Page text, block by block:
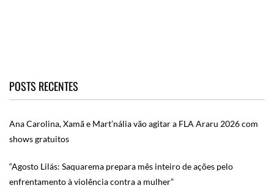
POSTS RECENTES
Ana Carolina, Xamã e Mart’nália vão agitar a FLA Araru 2026 com
shows gratuitos
“Agosto Lilás: Saquarema prepara mês inteiro de ações pelo
enfrentamento à violência contra a mulher”